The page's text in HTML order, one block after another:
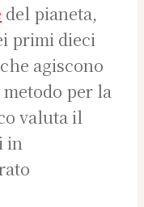
del pianeta,
primi dieci
agiscono
per la
valuta il
in